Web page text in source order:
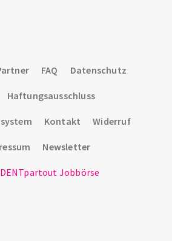
FAQ Datenschutz
Haftungsausschluss
Kontakt Widerruf
Newsletter
Jobbörse